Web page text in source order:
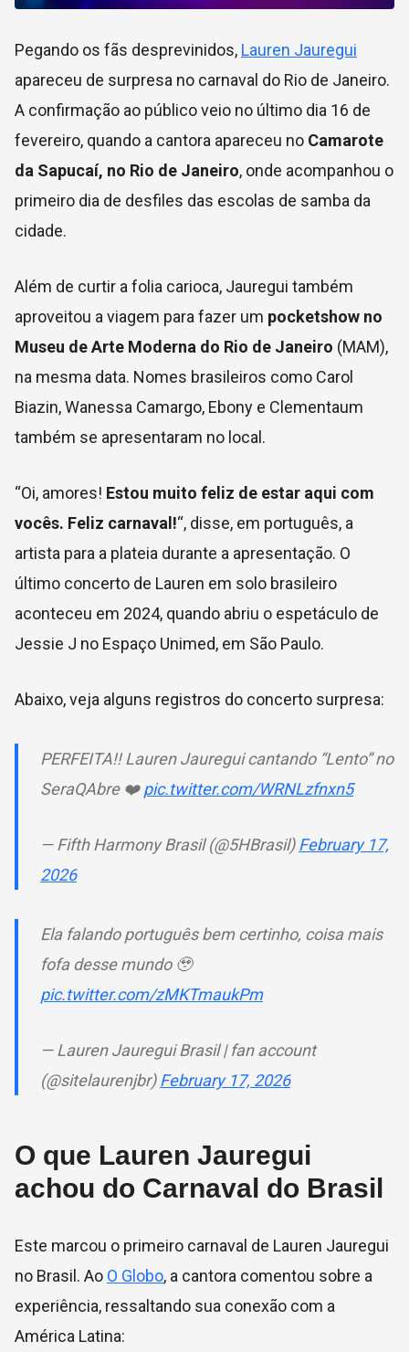
Pegando os fãs desprevinidos, Lauren Jauregui
apareceu de surpresa no carnaval do Rio de Janeiro.
A confirmação ao público veio no último dia 16 de
fevereiro, quando a cantora apareceu no Camarote
da Sapucaí, no Rio de Janeiro, onde acompanhou o
primeiro dia de desfiles das escolas de samba da
cidade.
Além de curtir a folia carioca, Jauregui também
aproveitou a viagem para fazer um pocketshow no
Museu de Arte Moderna do Rio de Janeiro (MAM),
na mesma data. Nomes brasileiros como Carol
Biazin, Wanessa Camargo, Ebony e Clementaum
também se apresentaram no local.
“Oi, amores! Estou muito feliz de estar aqui com
vocês. Feliz carnaval!“, disse, em português, a
artista para a plateia durante a apresentação. O
último concerto de Lauren em solo brasileiro
aconteceu em 2024, quando abriu o espetáculo de
Jessie J no Espaço Unimed, em São Paulo.
Abaixo, veja alguns registros do concerto surpresa:
PERFEITA!! Lauren Jauregui cantando “Lento” no
SeraQAbre ❤️pic.twitter.com/WRNLzfnxn5
— Fifth Harmony Brasil (@5HBrasil)February 17,
2026
Ela falando português bem certinho, coisa mais
fofa desse mundo 🥹
pic.twitter.com/zMKTmaukPm
— Lauren Jauregui Brasil | fan account
(@sitelaurenjbr)February 17, 2026
O que Lauren Jauregui
achou do Carnaval do Brasil
Este marcou o primeiro carnaval de Lauren Jauregui
no Brasil. Ao O Globo, a cantora comentou sobre a
experiência, ressaltando sua conexão com a
América Latina: